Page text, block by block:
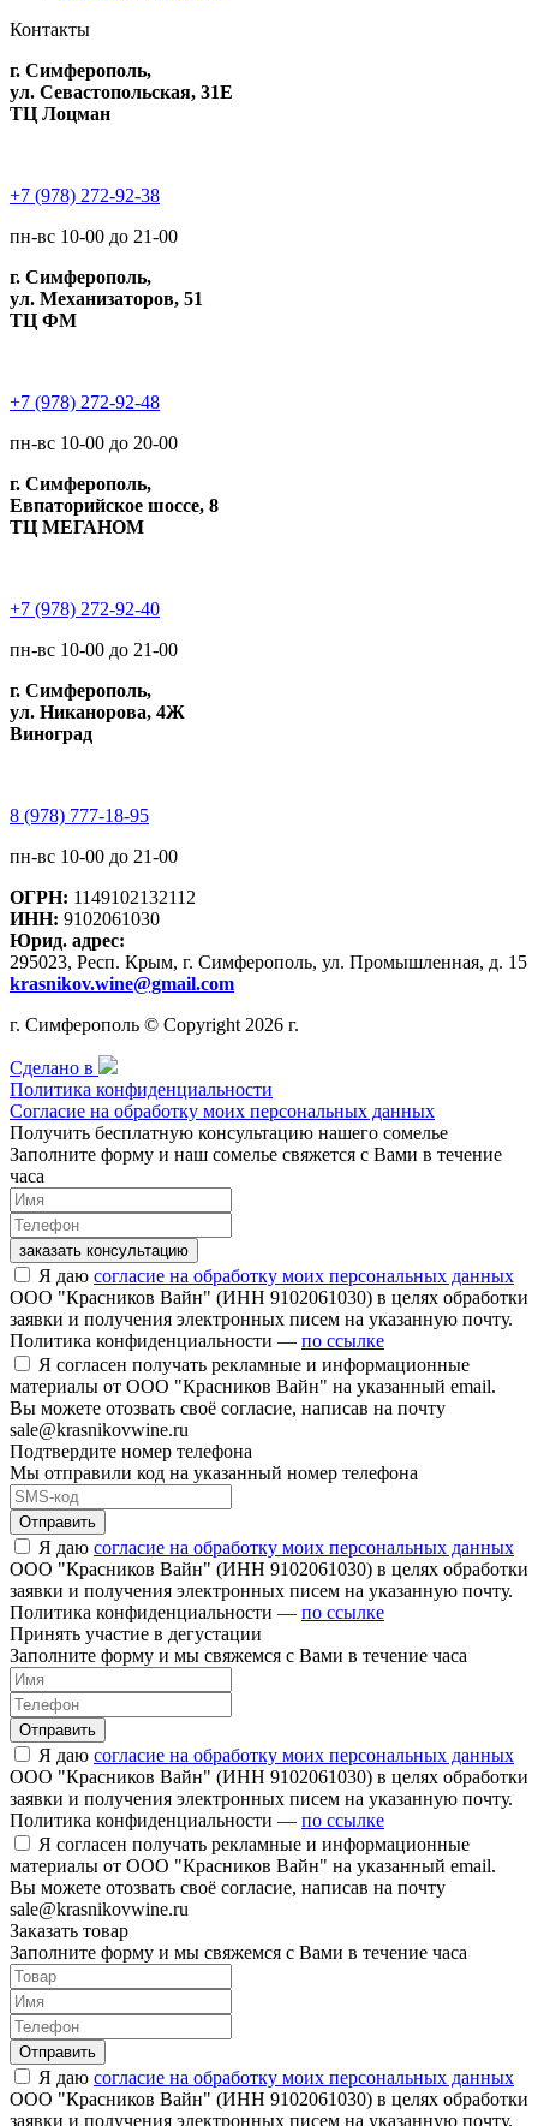
Контакты
г. Симферополь,
ул. Севастопольская, 31Е
ТЦ Лоцман
+7 (978) 272-92-38
пн-вс 10-00 до 21-00
г. Симферополь,
ул. Механизаторов, 51
ТЦ ФМ
+7 (978) 272-92-48
пн-вс 10-00 до 20-00
г. Симферополь,
Евпаторийское шоссе, 8
ТЦ МЕГАНОМ
+7 (978) 272-92-40
пн-вс 10-00 до 21-00
г. Симферополь,
ул. Никанорова, 4Ж
Виноград
8 (978) 777-18-95
пн-вс 10-00 до 21-00
ОГРН: 1149102132112
ИНН: 9102061030
Юрид. адрес:
295023, Респ. Крым, г. Симферополь, ул. Промышленная, д. 15
krasnikov.wine@gmail.com
г. Симферополь © Copyright 2026 г.
Сделано в
Политика конфиденциальности
Согласие на обработку моих персональных данных
Получить бесплатную консультацию нашего сомелье
Заполните форму и наш сомелье свяжется с Вами в течение
часа
заказать консультацию
Я даю согласие на обработку моих персональных данных
ООО "Красников Вайн" (ИНН 9102061030) в целях обработки
заявки и получения электронных писем на указанную почту.
Политика конфиденциальности — по ссылке
Я согласен получать рекламные и информационные
материалы от ООО "Красников Вайн" на указанный email.
Вы можете отозвать своё согласие, написав на почту
sale@krasnikovwine.ru
Подтвердите номер телефона
Мы отправили код на указанный номер телефона
Отправить
Я даю согласие на обработку моих персональных данных
ООО "Красников Вайн" (ИНН 9102061030) в целях обработки
заявки и получения электронных писем на указанную почту.
Политика конфиденциальности — по ссылке
Принять участие в дегустации
Заполните форму и мы свяжемся с Вами в течение часа
Отправить
Я даю согласие на обработку моих персональных данных
ООО "Красников Вайн" (ИНН 9102061030) в целях обработки
заявки и получения электронных писем на указанную почту.
Политика конфиденциальности — по ссылке
Я согласен получать рекламные и информационные
материалы от ООО "Красников Вайн" на указанный email.
Вы можете отозвать своё согласие, написав на почту
sale@krasnikovwine.ru
Заказать товар
Заполните форму и мы свяжемся с Вами в течение часа
Отправить
Я даю согласие на обработку моих персональных данных
ООО "Красников Вайн" (ИНН 9102061030) в целях обработки
заявки и получения электронных писем на указанную почту.